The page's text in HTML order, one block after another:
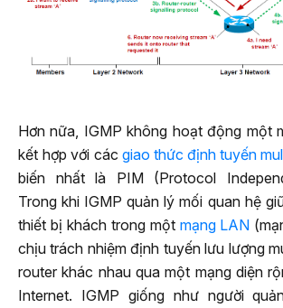
Hơn nữa, IGMP không hoạt động một
kết hợp với các giao thức định tuyến
biến nhất là PIM (Protocol
Trong khi IGMP quản lý mối quan hệ
thiết bị khách trong một mạng LAN
chịu trách nhiệm định tuyến lưu lượng
router khác nhau qua một mạng diện
Internet. IGMP giống như người